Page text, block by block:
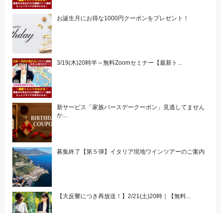
お誕生月にお得な1000円クーポンをプレゼント！
3/19(木)20時半～無料Zoomセミナー【最新ト...
新サービス「家族バースデークーポン」見逃してません
か...
募集終了【第５弾】イタリア現地ワインツアーのご案内
【大反響につき再放送！】2/21(土)20時｜【無料...